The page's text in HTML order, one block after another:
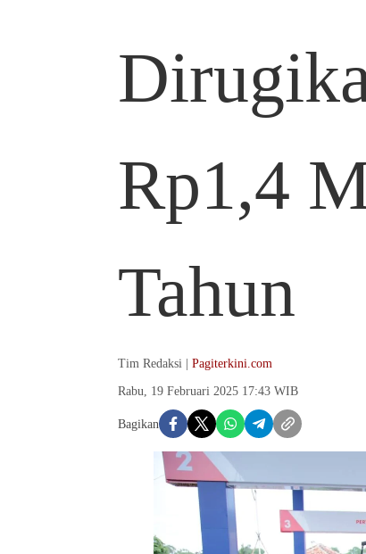
Rp1,4
Tahun
Tim Redaksi | Pagiterkini.com
Rabu, 19 Februari 2025 17:43 WIB
Bagikan